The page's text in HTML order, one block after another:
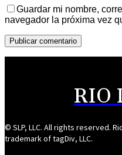
Guardar mi nombre,
navegador la próxima vez
RIO
© SLP, LLC. All rights reserved.
trademark of tagDiv, LLC.